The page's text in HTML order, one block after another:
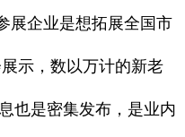
展企业是想拓展全国市
示，数以万计的新老
也是密集发布，是业内